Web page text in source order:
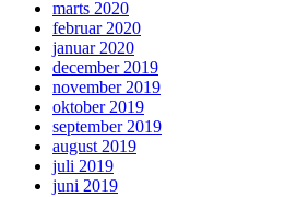
marts 2020
februar 2020
januar 2020
december 2019
november 2019
oktober 2019
september 2019
august 2019
juli 2019
juni 2019